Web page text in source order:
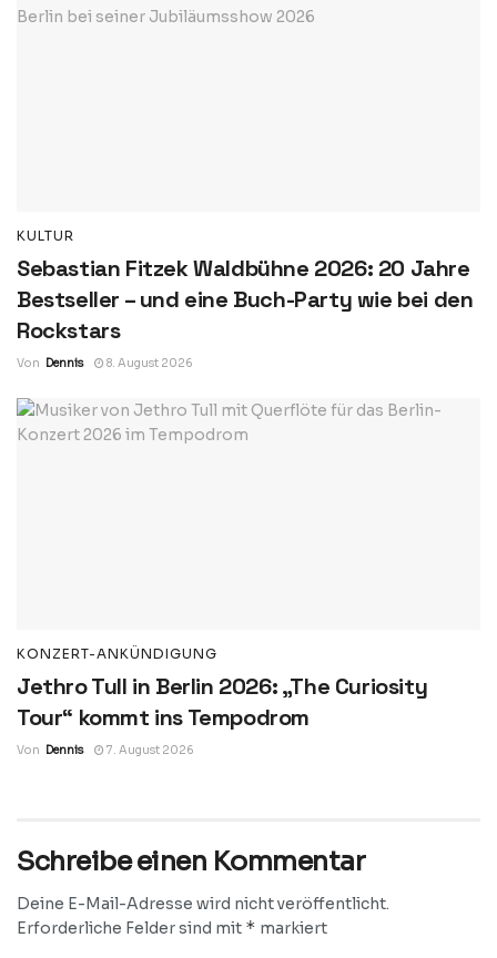
KULTUR
Sebastian Fitzek Waldbühne 2026: 20 Jahre
Bestseller – und eine Buch-Party wie bei den
Rockstars
Von Dennis 8. August 2026
KONZERT-ANKÜNDIGUNG
Jethro Tull in Berlin 2026: „The Curiosity
Tour“ kommt ins Tempodrom
Von Dennis 7. August 2026
Schreibe einen Kommentar
Deine E-Mail-Adresse wird nicht veröffentlicht.
Erforderliche Felder sind mit * markiert